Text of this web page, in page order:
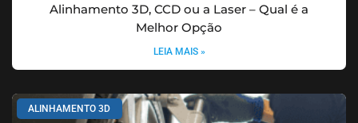
Alinhamento 3D, CCD ou a Laser – Qual é a
Melhor Opção
LEIA MAIS »
ALINHAMENTO 3D